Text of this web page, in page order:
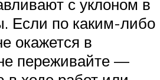
с уклоном в
Если по каким-либо
окажется в
переживайте —